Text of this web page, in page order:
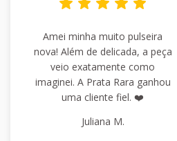
Amei minha muito pulseira
nova! Além de delicada, a peça
veio exatamente como
imaginei. A Prata Rara ganhou
uma cliente fiel. ❤️
Juliana M.